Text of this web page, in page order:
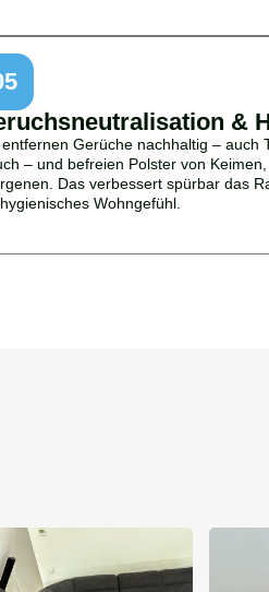
&
Gerüche nachhaltig – auch
– und befreien Polster von
Das verbessert spürbar das
Wohngefühl.